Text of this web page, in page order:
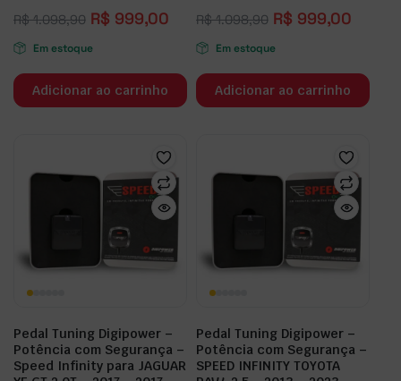
R$1.098,90 R$ 999,00
Em estoque
Adicionar ao carrinho
R$1.098,90 R$ 999,00
Em estoque
Adicionar ao carrinho
Pedal Tuning Digipower –
Potência com Segurança –
Speed Infinity para JAGUAR
Pedal Tuning Digipower –
Potência com Segurança –
SPEED INFINITY TOYOTA